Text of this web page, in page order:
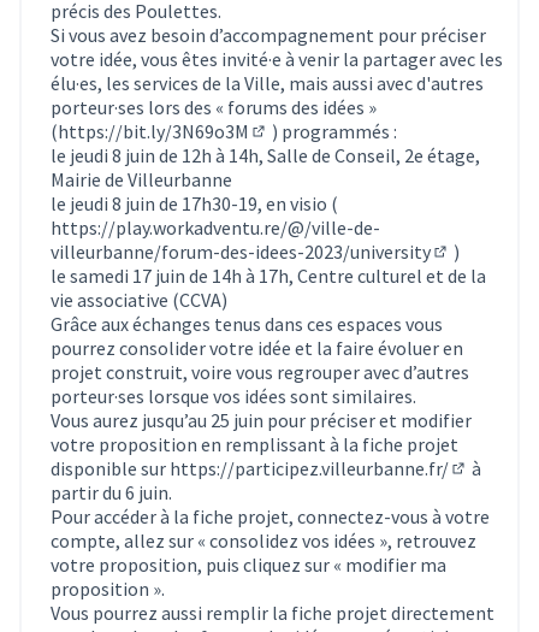
précis des Poulettes.
Si vous avez besoin d’accompagnement pour préciser
votre idée, vous êtes invité·e à venir la partager avec les
élu·es, les services de la Ville, mais aussi avec d'autres
porteur·ses lors des « forums des idées »
(https://bit.ly/3N69o3M
(Lien externe)
) programmés :
le jeudi 8 juin de 12h à 14h, Salle de Conseil, 2e étage,
Mairie de Villeurbanne
le jeudi 8 juin de 17h30-19, en visio (
https://play.workadventu.re/@/ville-de-
villeurbanne/forum-des-idees-2023/university
(Lien
)
le samedi 17 juin de 14h à 17h, Centre culturel et de la
vie associative (CCVA)
Grâce aux échanges tenus dans ces espaces vous
pourrez consolider votre idée et la faire évoluer en
projet construit, voire vous regrouper avec d’autres
porteur·ses lorsque vos idées sont similaires.
Vous aurez jusqu’au 25 juin pour préciser et modifier
votre proposition en remplissant à la fiche projet
disponible sur https://participez.villeurbanne.fr/
à
partir du 6 juin.
Pour accéder à la fiche projet, connectez-vous à votre
compte, allez sur « consolidez vos idées », retrouvez
votre proposition, puis cliquez sur « modifier ma
proposition ».
Vous pourrez aussi remplir la fiche projet directement